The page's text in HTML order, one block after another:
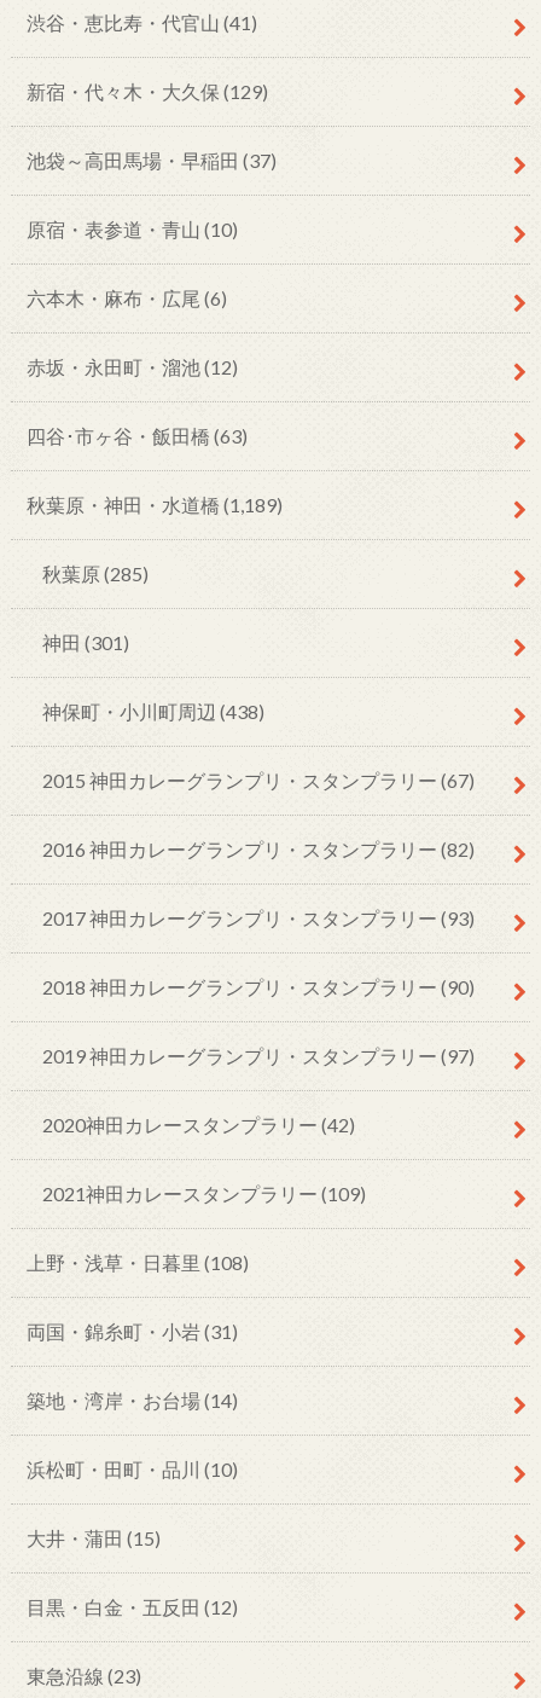
渋谷・恵比寿・代官山 (41)
新宿・代々木・大久保 (129)
池袋～高田馬場・早稲田 (37)
原宿・表参道・青山 (10)
六本木・麻布・広尾 (6)
赤坂・永田町・溜池(12)
四谷･市ヶ谷・飯田橋 (63)
秋葉原・神田・水道橋 (1,189)
秋葉原 (285)
神田 (301)
神保町・小川町周辺 (438)
2015 神田カレーグランプリ・スタンプラリー (67)
2016 神田カレーグランプリ・スタンプラリー (82)
2017 神田カレーグランプリ・スタンプラリー (93)
2018 神田カレーグランプリ・スタンプラリー (90)
2019 神田カレーグランプリ・スタンプラリー (97)
2020神田カレースタンプラリー (42)
2021神田カレースタンプラリー (109)
上野・浅草・日暮里 (108)
両国・錦糸町・小岩(31)
築地・湾岸・お台場(14)
浜松町・田町・品川 (10)
大井・蒲田 (15)
目黒・白金・五反田 (12)
東急沿線 (23)